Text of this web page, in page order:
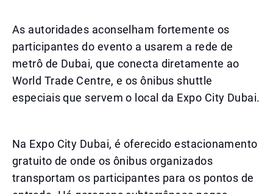
As autoridades aconselham fortemente os
participantes do evento a usarem a rede de
metrô de Dubai, que conecta diretamente ao
World Trade Centre, e os ônibus shuttle
especiais que servem o local da Expo City Dubai.
Na Expo City Dubai, é oferecido estacionamento
gratuito de onde os ônibus organizados
transportam os participantes para os pontos de